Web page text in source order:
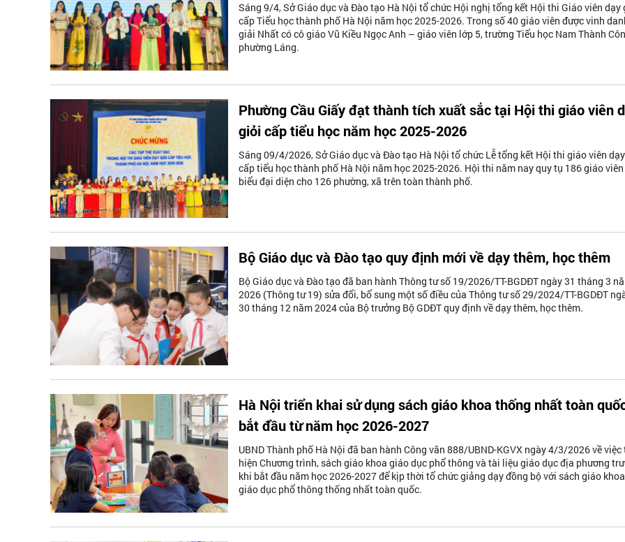
Sáng 9/4, Sở Giáo dục và Đào tạo Hà Nội tổ chức Hội nghị tổng kết Hội thi Giáo viên dạy
cấp Tiểu học thành phố Hà Nội năm học 2025-2026. Trong số 40 giáo viên được vinh
giải Nhất có cô giáo Vũ Kiều Ngọc Anh – giáo viên lớp 5, trường Tiểu học Nam Thành
phường Láng.
Phường Cầu Giấy đạt thành tích xuất sắc tại Hội thi giáo viên
giỏi cấp tiểu học năm học 2025-2026
Sáng 09/4/2026, Sở Giáo dục và Đào tạo Hà Nội tổ chức Lễ tổng kết Hội thi giáo viên
cấp tiểu học thành phố Hà Nội năm học 2025-2026. Hội thi năm nay quy tụ 186 giáo
biểu đại diện cho 126 phường, xã trên toàn thành phố.
Bộ Giáo dục và Đào tạo quy định mới về dạy thêm, học thêm
Bộ Giáo dục và Đào tạo đã ban hành Thông tư số 19/2026/TT-BGDĐT ngày 31 tháng 3
2026 (Thông tư 19) sửa đổi, bổ sung một số điều của Thông tư số 29/2024/TT-BGDĐT
30 tháng 12 năm 2024 của Bộ trưởng Bộ GDĐT quy định về dạy thêm, học thêm.
Hà Nội triển khai sử dụng sách giáo khoa thống nhất toàn
bắt đầu từ năm học 2026-2027
UBND Thành phố Hà Nội đã ban hành Công văn 888/UBND-KGVX ngày 4/3/2026 về việc
hiện Chương trình, sách giáo khoa giáo dục phổ thông và tài liệu giáo dục địa phương
khi bắt đầu năm học 2026-2027 để kịp thời tổ chức giảng dạy đồng bộ với sách giáo khoa
giáo dục phổ thông thống nhất toàn quốc.